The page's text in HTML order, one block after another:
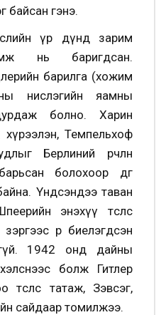
байсан гэнэ.
үр дүнд зарим
нь баригдсан.
барилга (хожим
нислэгийн яамны
болно. Харин
Темпельхоф
Берлиний өөрчлөн
болохоор өдгөө
Үндсэндээ таван
энэхүү төслөөс
өөр биелэгдсэн
1942 онд дайны
болж Гитлер
төслөөс татаж, Зэвсэг,
сайдаар томилжээ.